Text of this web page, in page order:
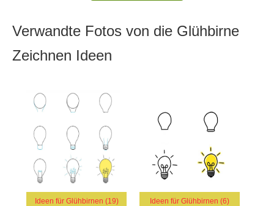
Verwandte Fotos von die Glühbirne
Zeichnen Ideen
Ideen für Glühbirnen (19) Ideen für Glühbirnen (6)